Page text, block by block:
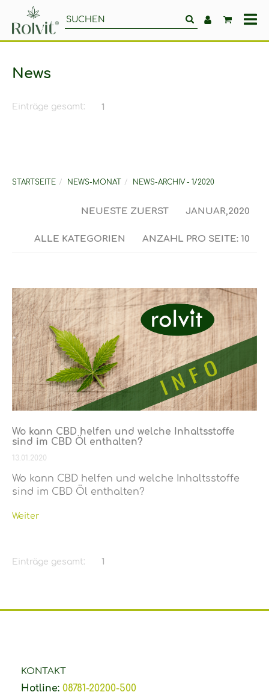
News
Einträge gesamt: 1
STARTSEITE NEWS-MONAT NEWS-ARCHIV - 1/2020
NEUESTE ZUERST JANUAR,2020
ALLE KATEGORIEN ANZAHL PRO SEITE: 10
Wo kann CBD helfen und welche Inhaltsstoffe
sind im CBD Öl enthalten?
13.01.2020
Wo kann CBD helfen und welche Inhaltsstoffe
sind im CBD Öl enthalten?
Weiter
Einträge gesamt: 1
KONTAKT
Hotline: 08781-20200-500